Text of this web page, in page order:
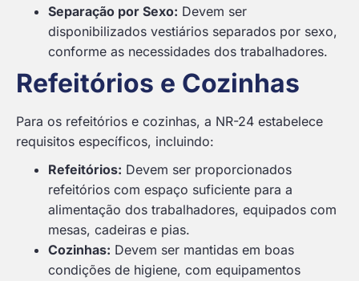
Separação por Sexo: Devem ser
disponibilizados vestiários separados por sexo,
conforme as necessidades dos trabalhadores.
Refeitórios e Cozinhas
Para os refeitórios e cozinhas, a NR-24 estabelece
requisitos específicos, incluindo:
Refeitórios: Devem ser proporcionados
refeitórios com espaço suficiente para a
alimentação dos trabalhadores, equipados com
mesas, cadeiras e pias.
Cozinhas: Devem ser mantidas em boas
condições de higiene, com equipamentos